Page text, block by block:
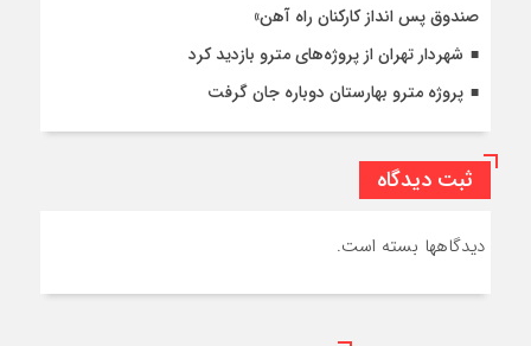
صندوق پس انداز کارکنان راه آهن»
شهردار تهران از پروژه‌های مترو بازدید کرد
پروژه مترو بهارستان دوباره جان گرفت
ثبت دیدگاه
دیدگاهها بسته است.